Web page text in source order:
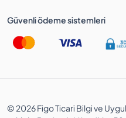
Güvenli ödeme sistemleri
© 2026 Figo Ticari Bilgi ve